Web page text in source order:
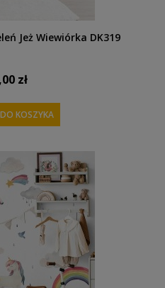
Jeż Wiewiórka DK319
zł
KOSZYKA